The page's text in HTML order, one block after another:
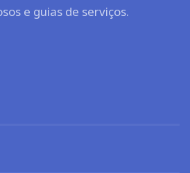
e guias de serviços.